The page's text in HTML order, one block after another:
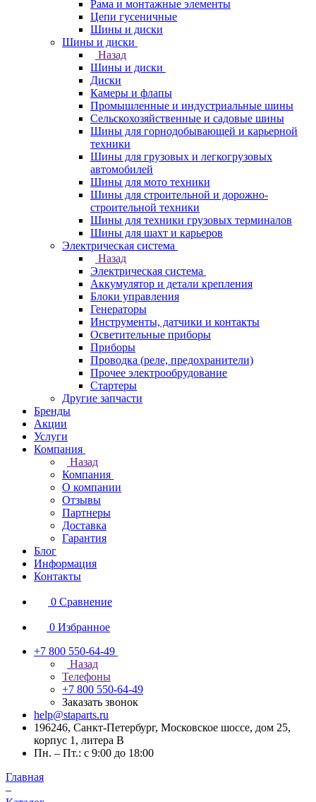
Рама и монтажные элементы
Цепи гусеничные
Шины и диски
Шины и диски
Назад
Шины и диски
Диски
Камеры и флапы
Промышленные и индустриальные шины
Сельскохозяйственные и садовые шины
Шины для горнодобывающей и карьерной
техники
Шины для грузовых и легкогрузовых
автомобилей
Шины для мото техники
Шины для строительной и дорожно-
строительной техники
Шины для техники грузовых терминалов
Шины для шахт и карьеров
Электрическая система
Назад
Электрическая система
Аккумулятор и детали крепления
Блоки управления
Генераторы
Инструменты, датчики и контакты
Осветительные приборы
Приборы
Проводка (реле, предохранители)
Прочее электрообрудование
Стартеры
Другие запчасти
Бренды
Акции
Услуги
Компания
Назад
Компания
О компании
Отзывы
Партнеры
Доставка
Гарантия
Блог
Информация
Контакты
0 Сравнение
0 Избранное
+7 800 550-64-49
Назад
Телефоны
+7 800 550-64-49
Заказать звонок
help@staparts.ru
196246, Санкт-Петербург, Московское шоссе, дом 25,
корпус 1, литера В
Пн. – Пт.: с 9:00 до 18:00
Главная
–